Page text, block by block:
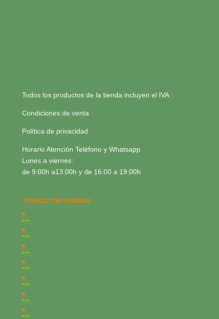
Todos los productos de la tienda incluyen el IVA
Condiciones de venta
Política de privacidad
Horario Atención Teléfono y Whatsapp
Lunes a viernes:
de 9:00h a13:00h y de 16:00 a 19:00h
TRADUCTOR IDIOMAS: